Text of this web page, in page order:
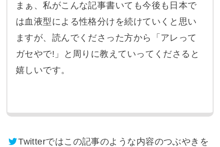
まぁ、私がこんな記事書いても今後も日本で
は血液型による性格分けを続けていくと思い
ますが、読んでくださった方から「アレって
ガセやで!」と周りに教えていってくださると
嬉しいです。
Twitterではこの記事のような内容のつぶやきを